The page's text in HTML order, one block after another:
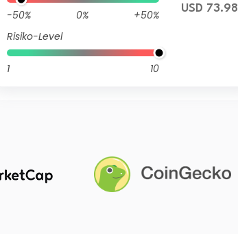
-50% 0%
+50%
Risiko-Level
1 10
USD 73.98